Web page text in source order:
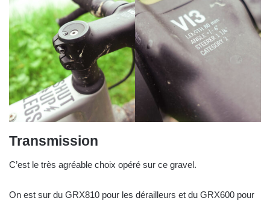
Transmission
C’est le très agréable choix opéré sur ce gravel.
On est sur du GRX810 pour les dérailleurs et du GRX600 pour